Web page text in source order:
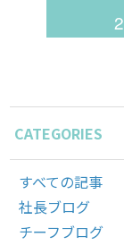
ナ
ビ
ゲ
ページ2
CATEGORIES
すべての記事
社長ブログ
チーフブログ